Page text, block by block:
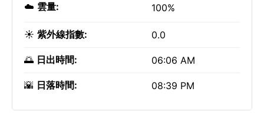
☁️ 雲量: 100%
☀️ 紫外線指數: 0.0
🌅 日出時間: 06:06 AM
🌇 日落時間: 08:39 PM